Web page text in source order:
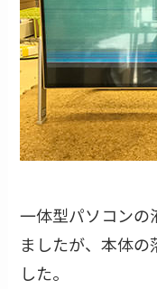
一体型パソコンの
ましたが、本体
した。